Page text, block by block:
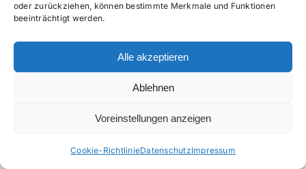
oder zurückziehen, können bestimmte Merkmale und Funktionen
beeinträchtigt werden.
Alle akzeptieren
Ablehnen
Voreinstellungen anzeigen
Cookie-RichtlinieDatenschutzImpressum